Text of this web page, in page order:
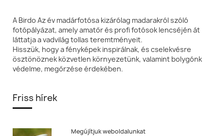
A Birdo Az év madárfotósa kizárólag madarakról szóló
fotópályázat, amely amatőr és profi fotósok lencséjén át
láttatja a vadvilág tollas teremtményeit.
Hisszük, hogy a fényképek inspirálnak, és cselekvésre
ösztönöznek közvetlen környezetünk, valamint bolygónk
védelme, megőrzése érdekében.
Friss hírek
Megújítjuk weboldalunkat